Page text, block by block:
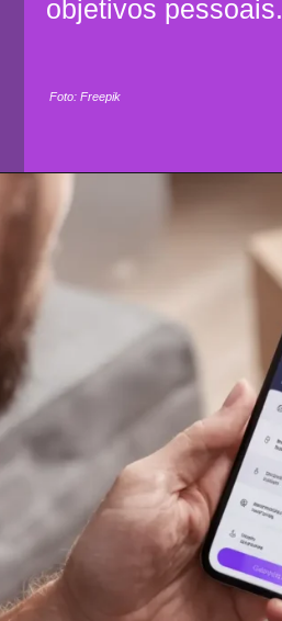
objetivos pessoais.
Foto: Freepik